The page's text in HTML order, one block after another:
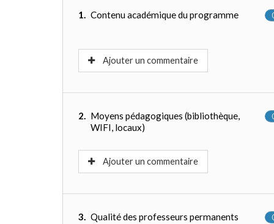
1. Contenu académique du programme
Ajouter un commentaire
2. Moyens pédagogiques (bibliothèque,
WIFI, locaux)
Ajouter un commentaire
3. Qualité des professeurs permanents